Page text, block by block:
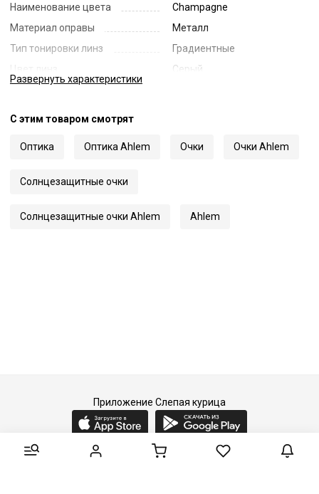
Наименование цвета
Champagne
Материал оправы
Металл
Тип тонировки линз
Градиентные
Серый
Длина заушника
157
Развернуть характеристики
С этим товаром смотрят
Оптика Оптика Ahlem Очки Очки Ahlem
Солнцезащитные очки
Солнцезащитные очки Ahlem Ahlem
Приложение Слепая курица
2015-2026 © Слепая курица - fashion concept store.